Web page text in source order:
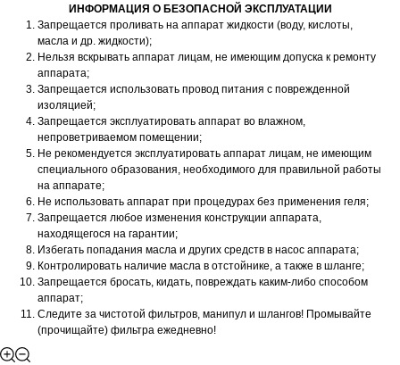
ИНФОРМАЦИЯ О БЕЗОПАСНОЙ ЭКСПЛУАТАЦИИ
Запрещается проливать на аппарат жидкости (воду, кислоты,
масла и др. жидкости);
Нельзя вскрывать аппарат лицам, не имеющим допуска к ремонту
аппарата;
Запрещается использовать провод питания с поврежденной
изоляцией;
Запрещается эксплуатировать аппарат во влажном,
непроветриваемом помещении;
Не рекомендуется эксплуатировать аппарат лицам, не имеющим
специального образования, необходимого для правильной работы
на аппарате;
Не использовать аппарат при процедурах без применения геля;
Запрещается любое изменения конструкции аппарата,
находящегося на гарантии;
Избегать попадания масла и других средств в насос аппарата;
Контролировать наличие масла в отстойнике, а также в шланге;
Запрещается бросать, кидать, повреждать каким-либо способом
аппарат;
Следите за чистотой фильтров, манипул и шлангов! Промывайте
(прочищайте) фильтра ежедневно!